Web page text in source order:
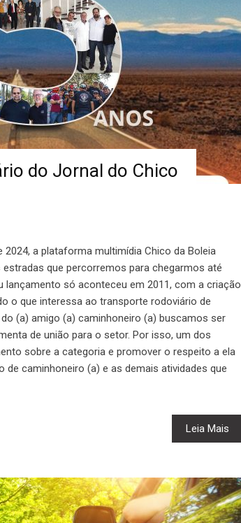
do Jornal do Chico
2024, a plataforma multimídia Chico da Boleia
que percorremos para chegarmos até
só aconteceu em 2011, com a criação
o que interessa ao transporte rodoviário de
(a) amigo (a) caminhoneiro (a) buscamos ser
de união para o setor. Por isso, um dos
sobre a categoria e promover o respeito a ela
caminhoneiro (a) e as demais atividades que
Leia Mais